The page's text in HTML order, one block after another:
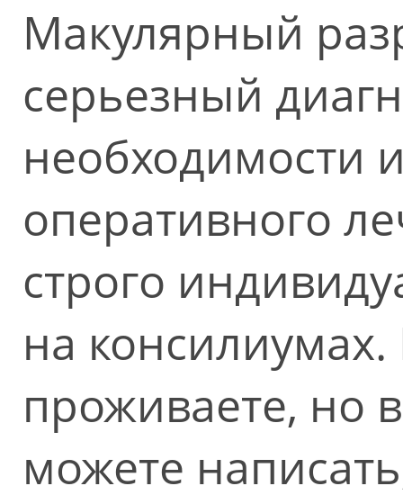
Макулярный
серьезный
необходимости
оперативного
строго
на
проживаете, но
можете